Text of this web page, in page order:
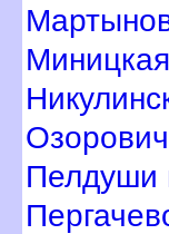
Пелдуши